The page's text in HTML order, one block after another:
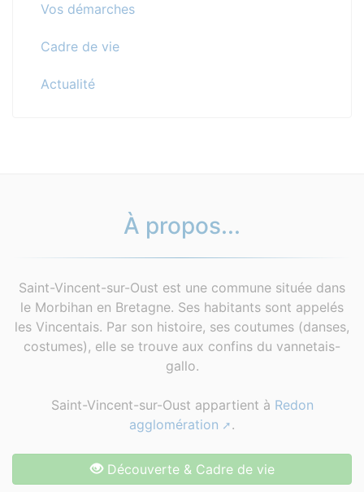
Vos démarches
Cadre de vie
Actualité
À propos...
Saint-Vincent-sur-Oust est une commune située dans
le Morbihan en Bretagne. Ses habitants sont appelés
les Vincentais. Par son histoire, ses coutumes (danses,
costumes), elle se trouve aux confins du vannetais-
gallo.
Saint-Vincent-sur-Oust appartient à Redon
agglomération
.
Découverte & Cadre de vie